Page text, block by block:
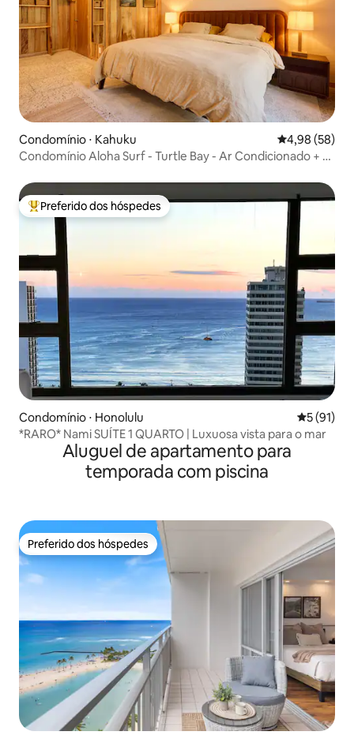
Condomínio ⋅ Kahuku 4,98 de uma
4,98 (58)
Condomínio Aloha Surf - Turtle Bay - Ar Condicionado + 2
Entre os melhores preferidos dos hóspedes
Preferido dos hóspedes
Condomínio ⋅ Honolulu 5 de uma
5 (91)
*RARO* Nami SUÍTE 1 QUARTO | Luxuosa vista para o mar
Aluguel de apartamento para
temporada com piscina
Preferido dos hóspedes
Preferido dos hóspedes